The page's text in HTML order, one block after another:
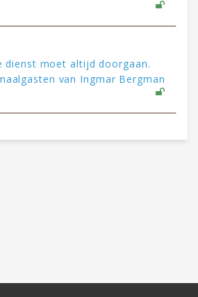
dienst moet altijd doorgaan.
van Ingmar Bergman